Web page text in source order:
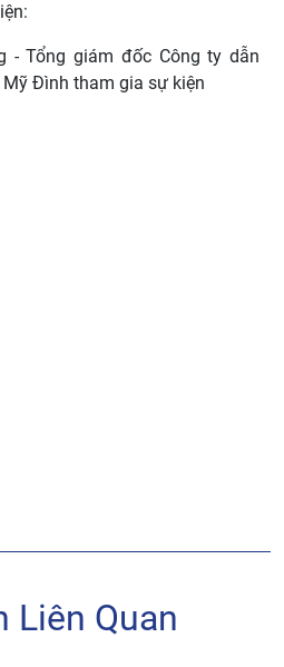
- Tổng giám đốc Công ty dẫn
Đình tham gia sự kiện
Liên Quan